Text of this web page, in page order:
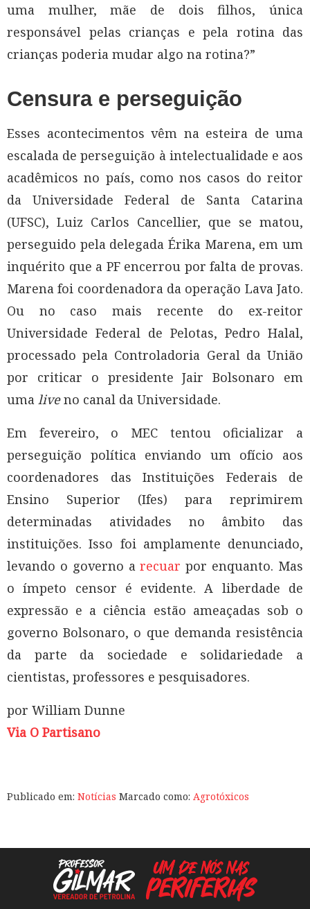
uma mulher, mãe de dois filhos, única
responsável pelas crianças e pela rotina das
crianças poderia mudar algo na rotina?”
Censura e perseguição
Esses acontecimentos vêm na esteira de uma
escalada de perseguição à intelectualidade e aos
acadêmicos no país, como nos casos do reitor
da Universidade Federal de Santa Catarina
(UFSC), Luiz Carlos Cancellier, que se matou,
perseguido pela delegada Érika Marena, em um
inquérito que a PF encerrou por falta de provas.
Marena foi coordenadora da operação Lava Jato.
Ou no caso mais recente do ex-reitor
Universidade Federal de Pelotas, Pedro Halal,
processado pela Controladoria Geral da União
por criticar o presidente Jair Bolsonaro em
uma liveno canal da Universidade.
Em fevereiro, o MEC tentou oficializar a
perseguição política enviando um ofício aos
coordenadores das Instituições Federais de
Ensino Superior (Ifes) para reprimirem
determinadas atividades no âmbito das
instituições. Isso foi amplamente denunciado,
levando o governo arecuar por enquanto. Mas
o ímpeto censor é evidente. A liberdade de
expressão e a ciência estão ameaçadas sob o
governo Bolsonaro, o que demanda resistência
da parte da sociedade e solidariedade a
cientistas, professores e pesquisadores.
por William Dunne
Via O Partisano
Publicado em: Notícias Marcado como: Agrotóxicos